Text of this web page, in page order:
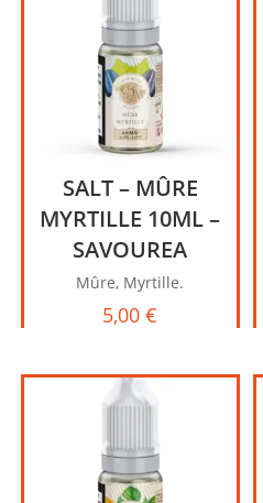
SALT – MÛRE
MYRTILLE 10ML –
SAVOUREA
Mûre, Myrtille.
5,00€